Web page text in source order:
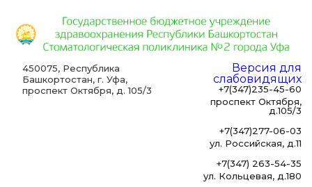
450075, Республика
Башкортостан, г. Уфа,
проспект Октября, д. 105/3
Версия для
слабовидящих
+7(347)235-45-60
проспект Октября,
д.105/3
+7(347)277-06-03
ул. Российская, д.11
+7(347) 263-54-35
ул. Кольцевая, д.180